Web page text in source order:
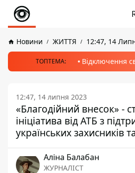
Новини ЖИТТЯ 12:47, 14
ТОПТЕМА: Відключення
12:47, 14 липня 2023
«Благодійний внесок» -
ініціатива від АТБ з
українських захисників
Аліна Балабан
ЖУРНАЛІСТ